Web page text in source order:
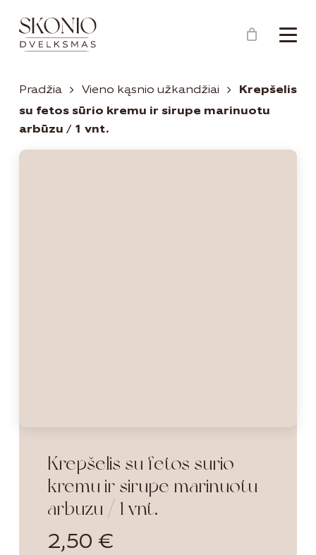
Menu
Krepšelis Close
Cart
Pradžia Vieno kąsnio užkandžiai
Krepšelis
su fetos sūrio kremu ir sirupe marinuotu
arbūzu / 1 vnt.
Krepšelis su fetos sūrio
kremu ir sirupe marinuotu
arbūzu / 1 vnt.
2,50 €